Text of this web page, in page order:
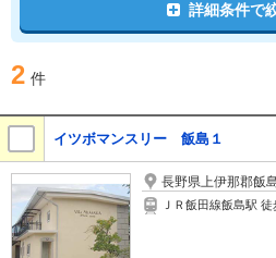
詳細条件で
2 件
イツボマンスリー 飯島１
長野県上伊那郡飯
ＪＲ飯田線飯島駅